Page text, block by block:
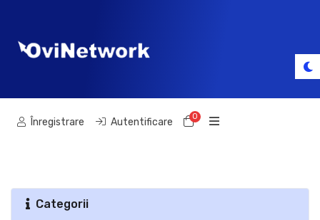
Înregistrare Autentificare 0Coș de cumpărături
Categorii